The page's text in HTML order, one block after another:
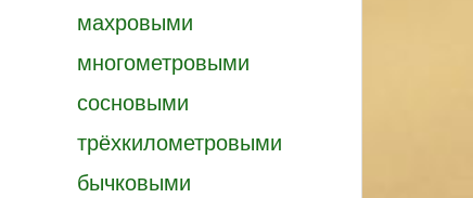
махровыми
многометровыми
сосновыми
трёхкилометровыми
бычковыми